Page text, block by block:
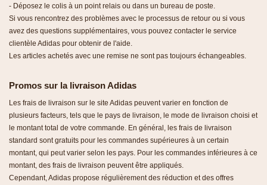
- Déposez le colis à un point relais ou dans un bureau de poste.
Si vous rencontrez des problèmes avec le processus de retour ou si vous
avez des questions supplémentaires, vous pouvez contacter le service
clientèle Adidas pour obtenir de l'aide.
Les articles achetés avec une remise ne sont pas toujours échangeables.
Promos sur la livraison Adidas
Les frais de livraison sur le site Adidas peuvent varier en fonction de
plusieurs facteurs, tels que le pays de livraison, le mode de livraison choisi et
le montant total de votre commande. En général, les frais de livraison
standard sont gratuits pour les commandes supérieures à un certain
montant, qui peut varier selon les pays. Pour les commandes inférieures à ce
montant, des frais de livraison peuvent être appliqués.
Cependant, Adidas propose régulièrement des réduction et des offres